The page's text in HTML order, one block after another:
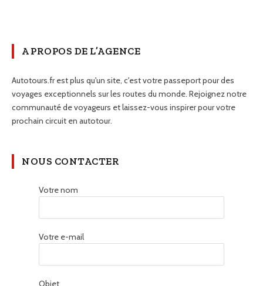
A PROPOS DE L’AGENCE
Autotours.fr est plus qu'un site, c'est votre passeport pour des
voyages exceptionnels sur les routes du monde. Rejoignez notre
communauté de voyageurs et laissez-vous inspirer pour votre
prochain circuit en autotour.
NOUS CONTACTER
Votre nom
Votre e-mail
Objet